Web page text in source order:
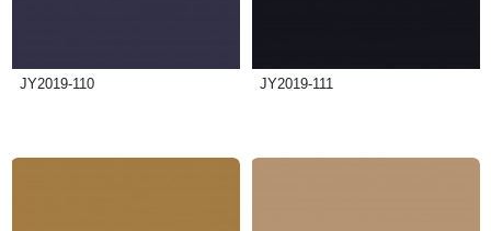
JY2019-110 JY2019-111